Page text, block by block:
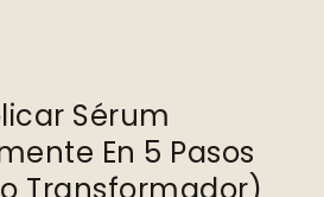
Sérum
En 5 Pasos
Transformador)